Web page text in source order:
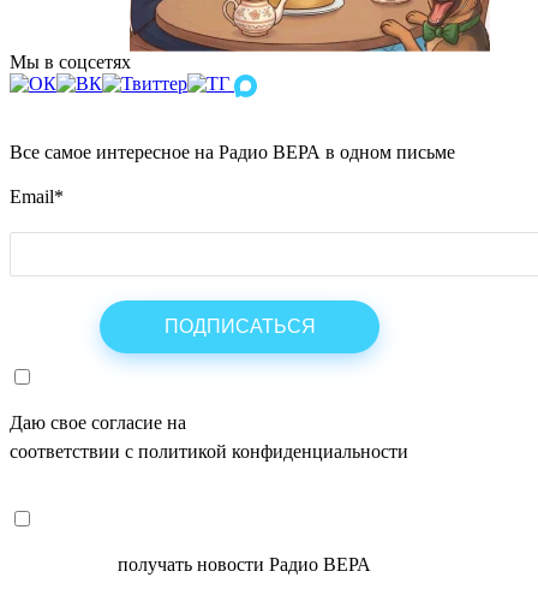
Мы в соцсетях
Все самое интересное на Радио ВЕРА в одном письме
Email*
Даю свое согласие на
соответствии с политикой конфиденциальности
получать новости Радио ВЕРА